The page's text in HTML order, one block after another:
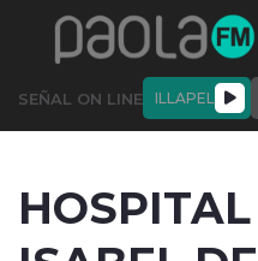
Click acá para ir
SEÑAL ON LINE ILLAPEL